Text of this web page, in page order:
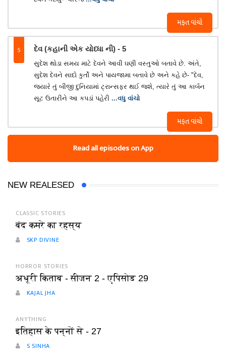
મફત વાંચો
5 દેવ (કહાની એક યોધ્ધા ની) - 5
મફત વાંચો
સુદેશ થોડા સમય માટે દેવને આવી ઘણી વસ્તુઓ બતાવે છે. અંતે,
સુદેશ દેવને સાદો કુર્તો અને પાયજામા બતાવે છે અને કહે છે- "દેવ,
જ્યારે તું બીજી દુનિયામાં ટ્રાન્સફર થઈ જશે, ત્યારે તું આ કાર્બન
સૂટ ઉતારીને આ કપડાં પહેરી ...વધુ વાંચો
Read all episodes on App
NEW REALESED
CLASSIC STORIES
बंद कमरे का रहस्य
SKP DIVINE
HORROR STORIES
अधूरी किताब - सीजन 2 - एपिसोड 29
KAJAL JHA
ANYTHING
इतिहास के पन्नों से - 27
S SINHA